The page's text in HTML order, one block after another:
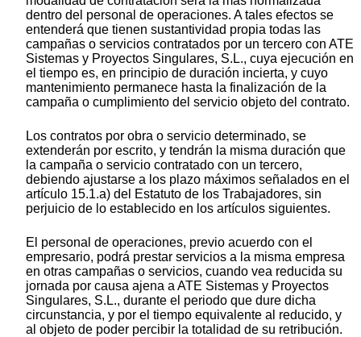
dentro del personal de operaciones. A tales efectos se
entenderá que tienen sustantividad propia todas las
campañas o servicios contratados por un tercero con ATE
Sistemas y Proyectos Singulares, S.L., cuya ejecución en
el tiempo es, en principio de duración incierta, y cuyo
mantenimiento permanece hasta la finalización de la
campaña o cumplimiento del servicio objeto del contrato.
Los contratos por obra o servicio determinado, se
extenderán por escrito, y tendrán la misma duración que
la campaña o servicio contratado con un tercero,
debiendo ajustarse a los plazo máximos señalados en el
artículo 15.1.a) del Estatuto de los Trabajadores, sin
perjuicio de lo establecido en los artículos siguientes.
El personal de operaciones, previo acuerdo con el
empresario, podrá prestar servicios a la misma empresa
en otras campañas o servicios, cuando vea reducida su
jornada por causa ajena a ATE Sistemas y Proyectos
Singulares, S.L., durante el periodo que dure dicha
circunstancia, y por el tiempo equivalente al reducido, y
al objeto de poder percibir la totalidad de su retribución.